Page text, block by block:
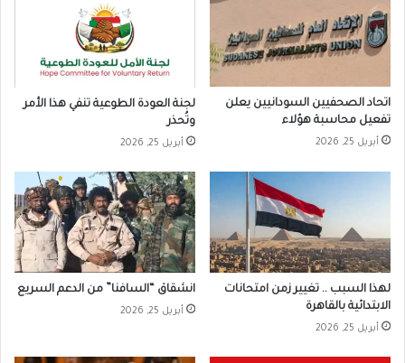
اتحاد الصحفيين السودانيين يعلن
تفعيل محاسبة هؤلاء
أبريل 25, 2026
لجنة العودة الطوعية تنفي هذا الأمر
وتُحذر
أبريل 25, 2026
لهذا السبب .. تغيير زمن امتحانات
الابتدائية بالقاهرة
أبريل 25, 2026
انشقاق “السافنا” من الدعم السريع
أبريل 25, 2026